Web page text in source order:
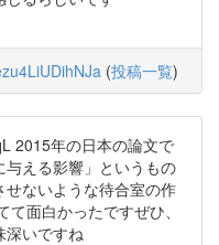
(投稿一覧)
2015年の日本の論文で
与える影響」というもの
ないような待合室の作
面白かったですぜひ、
深いですね